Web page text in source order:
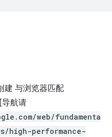
建 与浏览器匹配
[导航请
web/fundamenta
high-performance-